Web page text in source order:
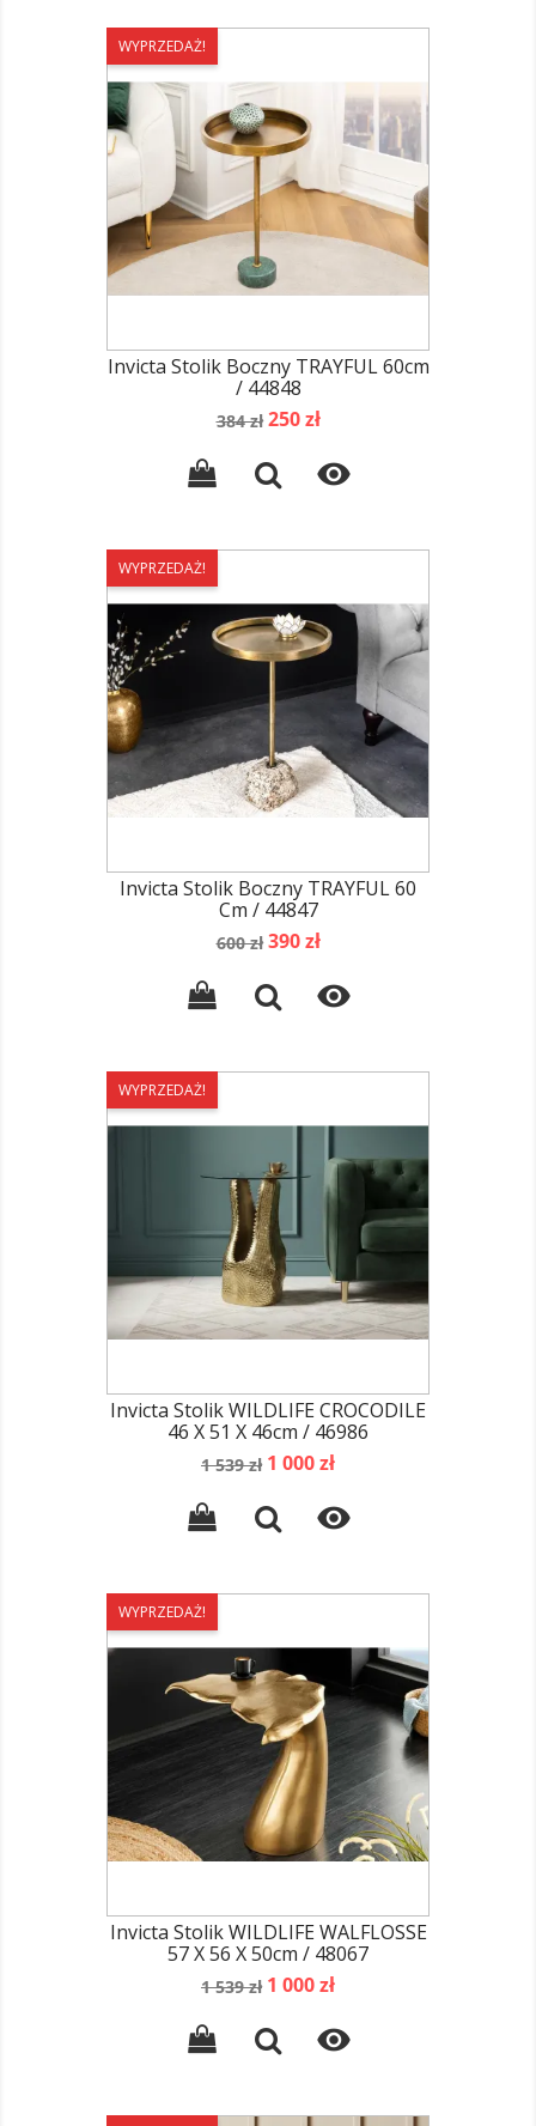
WYPRZEDAŻ!
Invicta Stolik Boczny TRAYFUL 60cm
/ 44848
Cena
384 zł Cena
250 zł

WYPRZEDAŻ!
Invicta Stolik Boczny TRAYFUL 60
Cm / 44847
Cena
600 zł Cena
390 zł

WYPRZEDAŻ!
Invicta Stolik WILDLIFE CROCODILE
46 X 51 X 46cm / 46986
Cena
1 539 zł Cena
1 000 zł

WYPRZEDAŻ!
Invicta Stolik WILDLIFE WALFLOSSE
57 X 56 X 50cm / 48067
Cena
1 539 zł Cena
1 000 zł
